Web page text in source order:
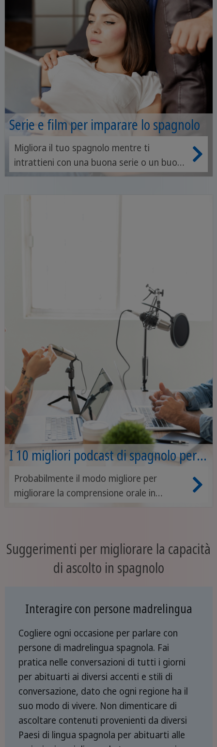
Serie e film per imparare lo spagnolo
Migliora il tuo spagnolo mentre ti
intrattieni con una buona serie o un buon
film. Qui ti consigliamo alcune tra le più
I 10 migliori podcast di spagnolo per
livello
Probabilmente il modo migliore per
migliorare la comprensione orale in
Suggerimenti per migliorare la capacità
di ascolto in spagnolo
Interagire con persone madrelingua
Cogliere ogni occasione per parlare con
persone di madrelingua spagnola. Fai
pratica nelle conversazioni di tutti i giorni
per abituarti ai diversi accenti e stili di
conversazione, dato che ogni regione ha il
suo modo di vivere. Non dimenticare di
ascoltare contenuti provenienti da diversi
Paesi di lingua spagnola per abituarti alle